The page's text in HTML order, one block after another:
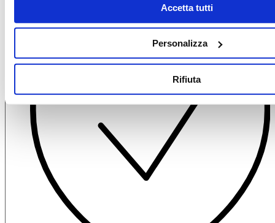
Accetta tutti
Personalizza
Rifiuta